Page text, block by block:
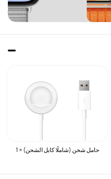
حامل شحن (شاملًا كابل الشحن) × 1